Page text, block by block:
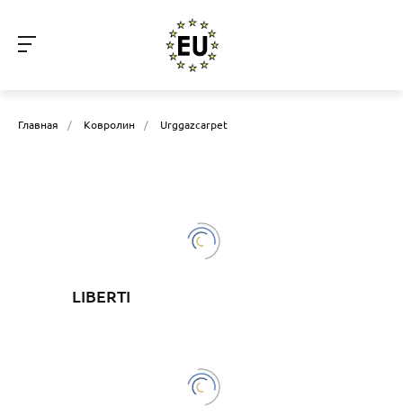
Главная / Ковролин / Urggazcarpet
LIBERTI